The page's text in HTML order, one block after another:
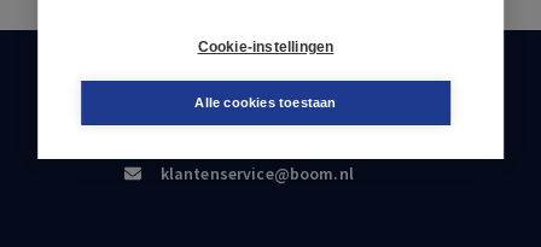
Cookie-instellingen
Alle cookies toestaan
KLANTENSERVICE
088-0301000
klantenservice@boom.nl